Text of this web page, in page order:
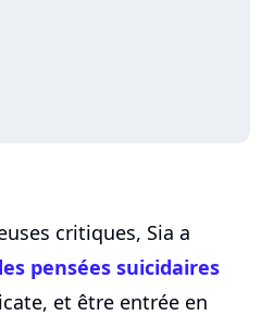
critiques, Sia a
pensées suicidaires
et être entrée en